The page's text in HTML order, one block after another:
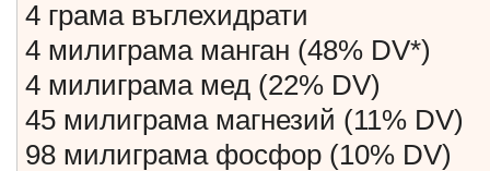
4 грама въглехидрати
4 милиграма манган (48% DV*)
4 милиграма мед (22% DV)
45 милиграма магнезий (11% DV)
98 милиграма фосфор (10% DV)